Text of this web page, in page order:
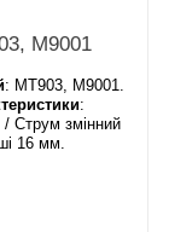
M9001
: MT903, M9001.
:
/ Струм змінний
16 мм.